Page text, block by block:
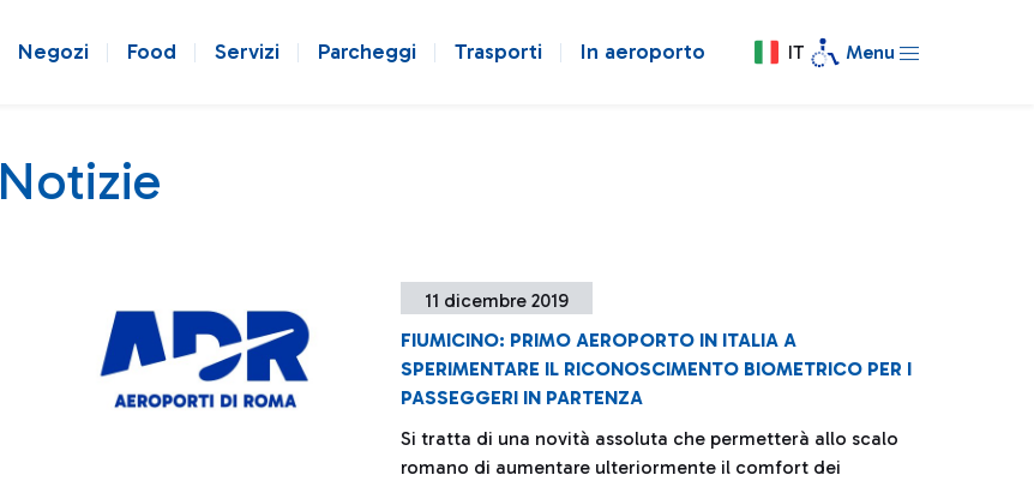
Negozi Food Servizi Parcheggi Trasporti In aeroporto IT Menu
Notizie
11 dicembre 2019
FIUMICINO: PRIMO AEROPORTO IN ITALIA A
SPERIMENTARE IL RICONOSCIMENTO BIOMETRICO PER I
PASSEGGERI IN PARTENZA
Si tratta di una novità assoluta che permetterà allo scalo
romano di aumentare ulteriormente il comfort dei